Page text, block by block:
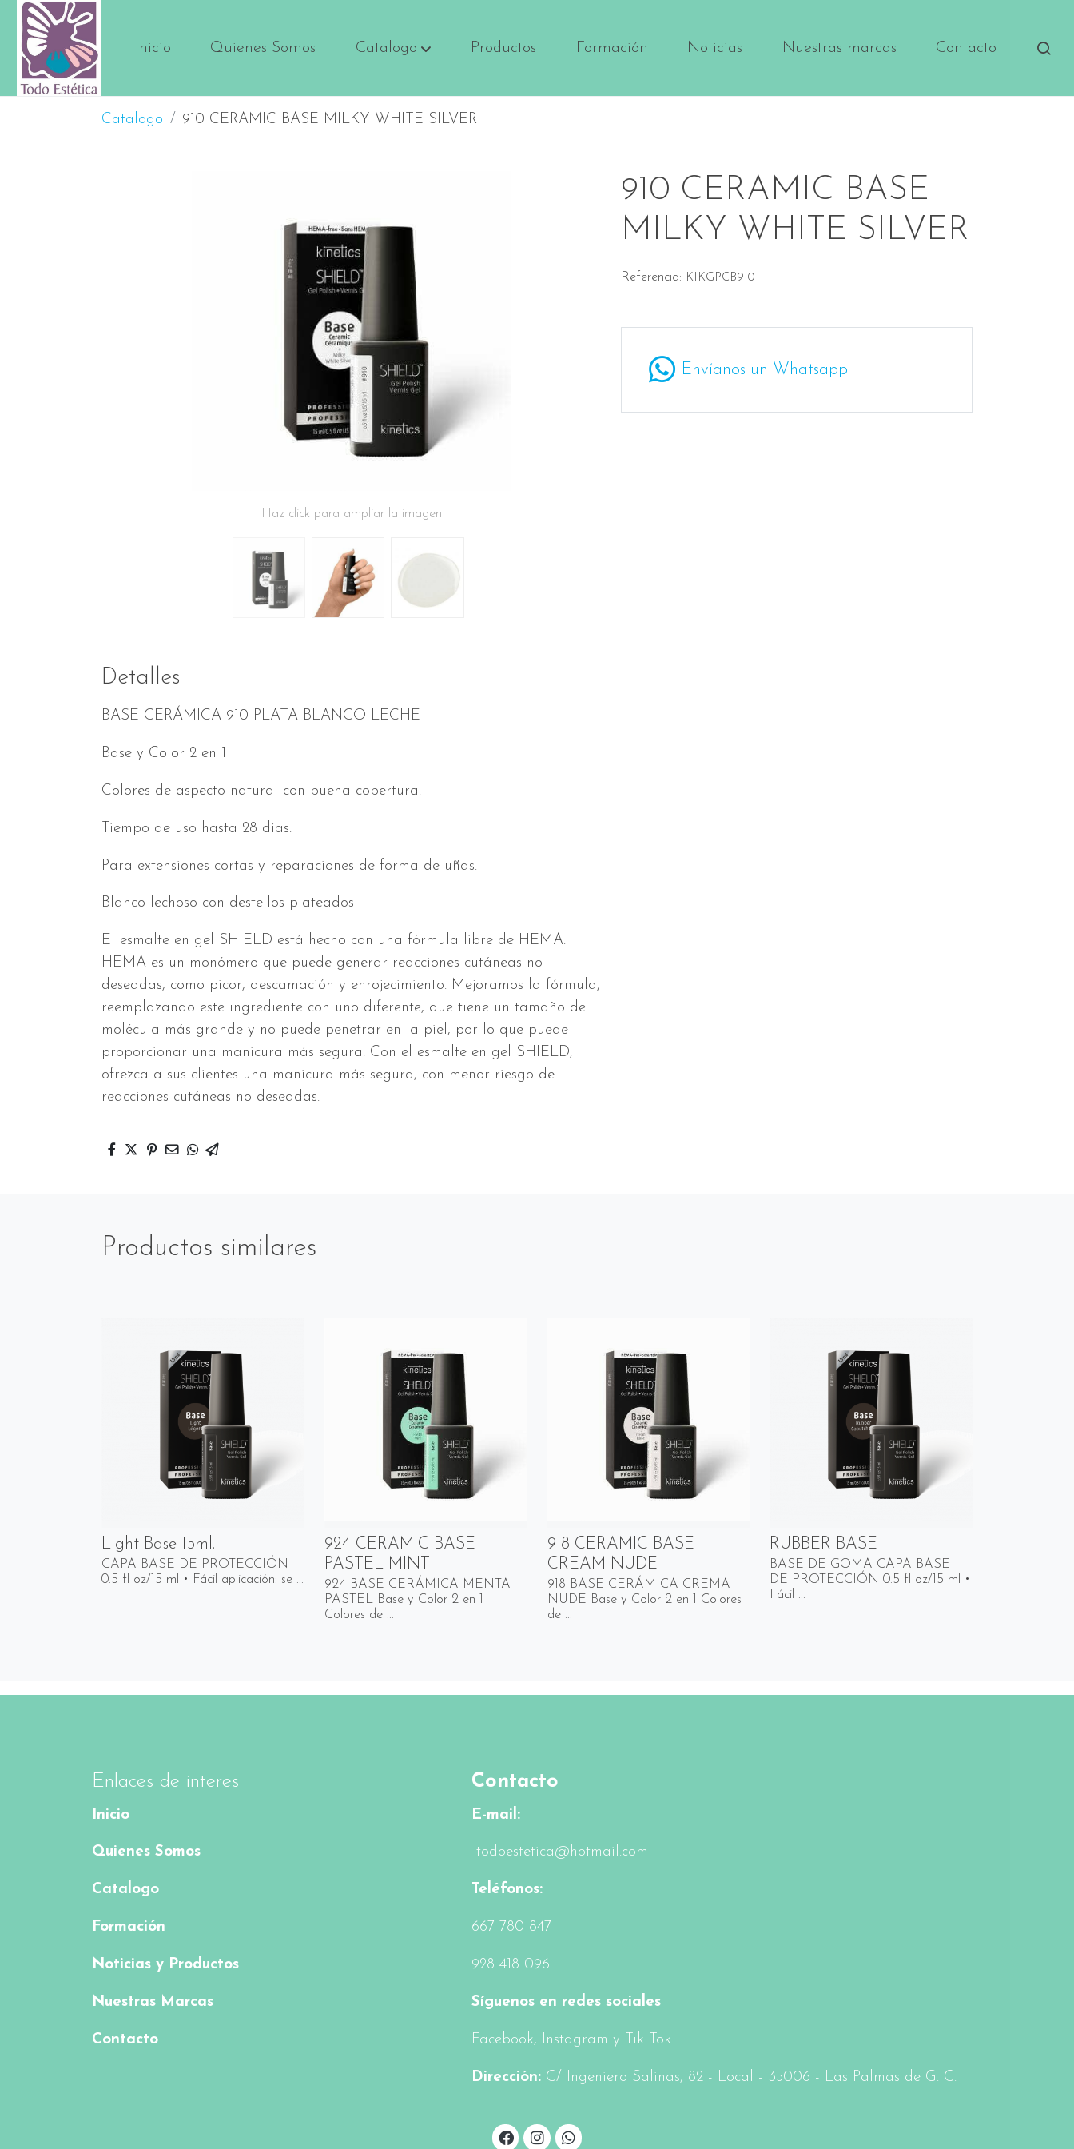
Inicio Quienes Somos Catalogo Productos Formación Noticias Nuestras marcas Contacto
Catalogo 910 CERAMIC BASE MILKY WHITE SILVER
Haz click para ampliar la imagen
Detalles
BASE CERÁMICA 910 PLATA BLANCO LECHE
Base y Color 2 en 1
Colores de aspecto natural con buena cobertura.
Tiempo de uso hasta 28 días.
Para extensiones cortas y reparaciones de forma de uñas.
Blanco lechoso con destellos plateados
El esmalte en gel SHIELD está hecho con una fórmula libre de HEMA.
HEMA es un monómero que puede generar reacciones cutáneas no
deseadas, como picor, descamación y enrojecimiento. Mejoramos la fórmula,
reemplazando este ingrediente con uno diferente, que tiene un tamaño de
molécula más grande y no puede penetrar en la piel, por lo que puede
proporcionar una manicura más segura. Con el esmalte en gel SHIELD,
ofrezca a sus clientes una manicura más segura, con menor riesgo de
reacciones cutáneas no deseadas.
910 CERAMIC BASE
MILKY WHITE SILVER
Referencia: KIKGPCB910
Envíanos un Whatsapp
Productos similares
Light Base 15ml.
CAPA BASE DE PROTECCIÓN
0.5 fl oz/15 ml • Fácil aplicación: se ...
924 CERAMIC BASE
PASTEL MINT
924 BASE CERÁMICA MENTA
PASTEL Base y Color 2 en 1
Colores de ...
918 CERAMIC BASE
CREAM NUDE
918 BASE CERÁMICA CREMA
NUDE Base y Color 2 en 1 Colores
de ...
RUBBER BASE
BASE DE GOMA CAPA BASE
DE PROTECCIÓN 0.5 fl oz/15 ml •
Fácil ...
Enlaces de interes
Inicio
Quienes Somos
Catalogo
Formación
Noticias y Productos
Nuestras Marcas
Contacto
Contacto
E-mail:
todoestetica@hotmail.com
Teléfonos:
667 780 847
928 418 096
Síguenos en redes sociales
Facebook, Instagram y Tik Tok
Dirección: C/ Ingeniero Salinas, 82 - Local - 35006 - Las Palmas de G. C.